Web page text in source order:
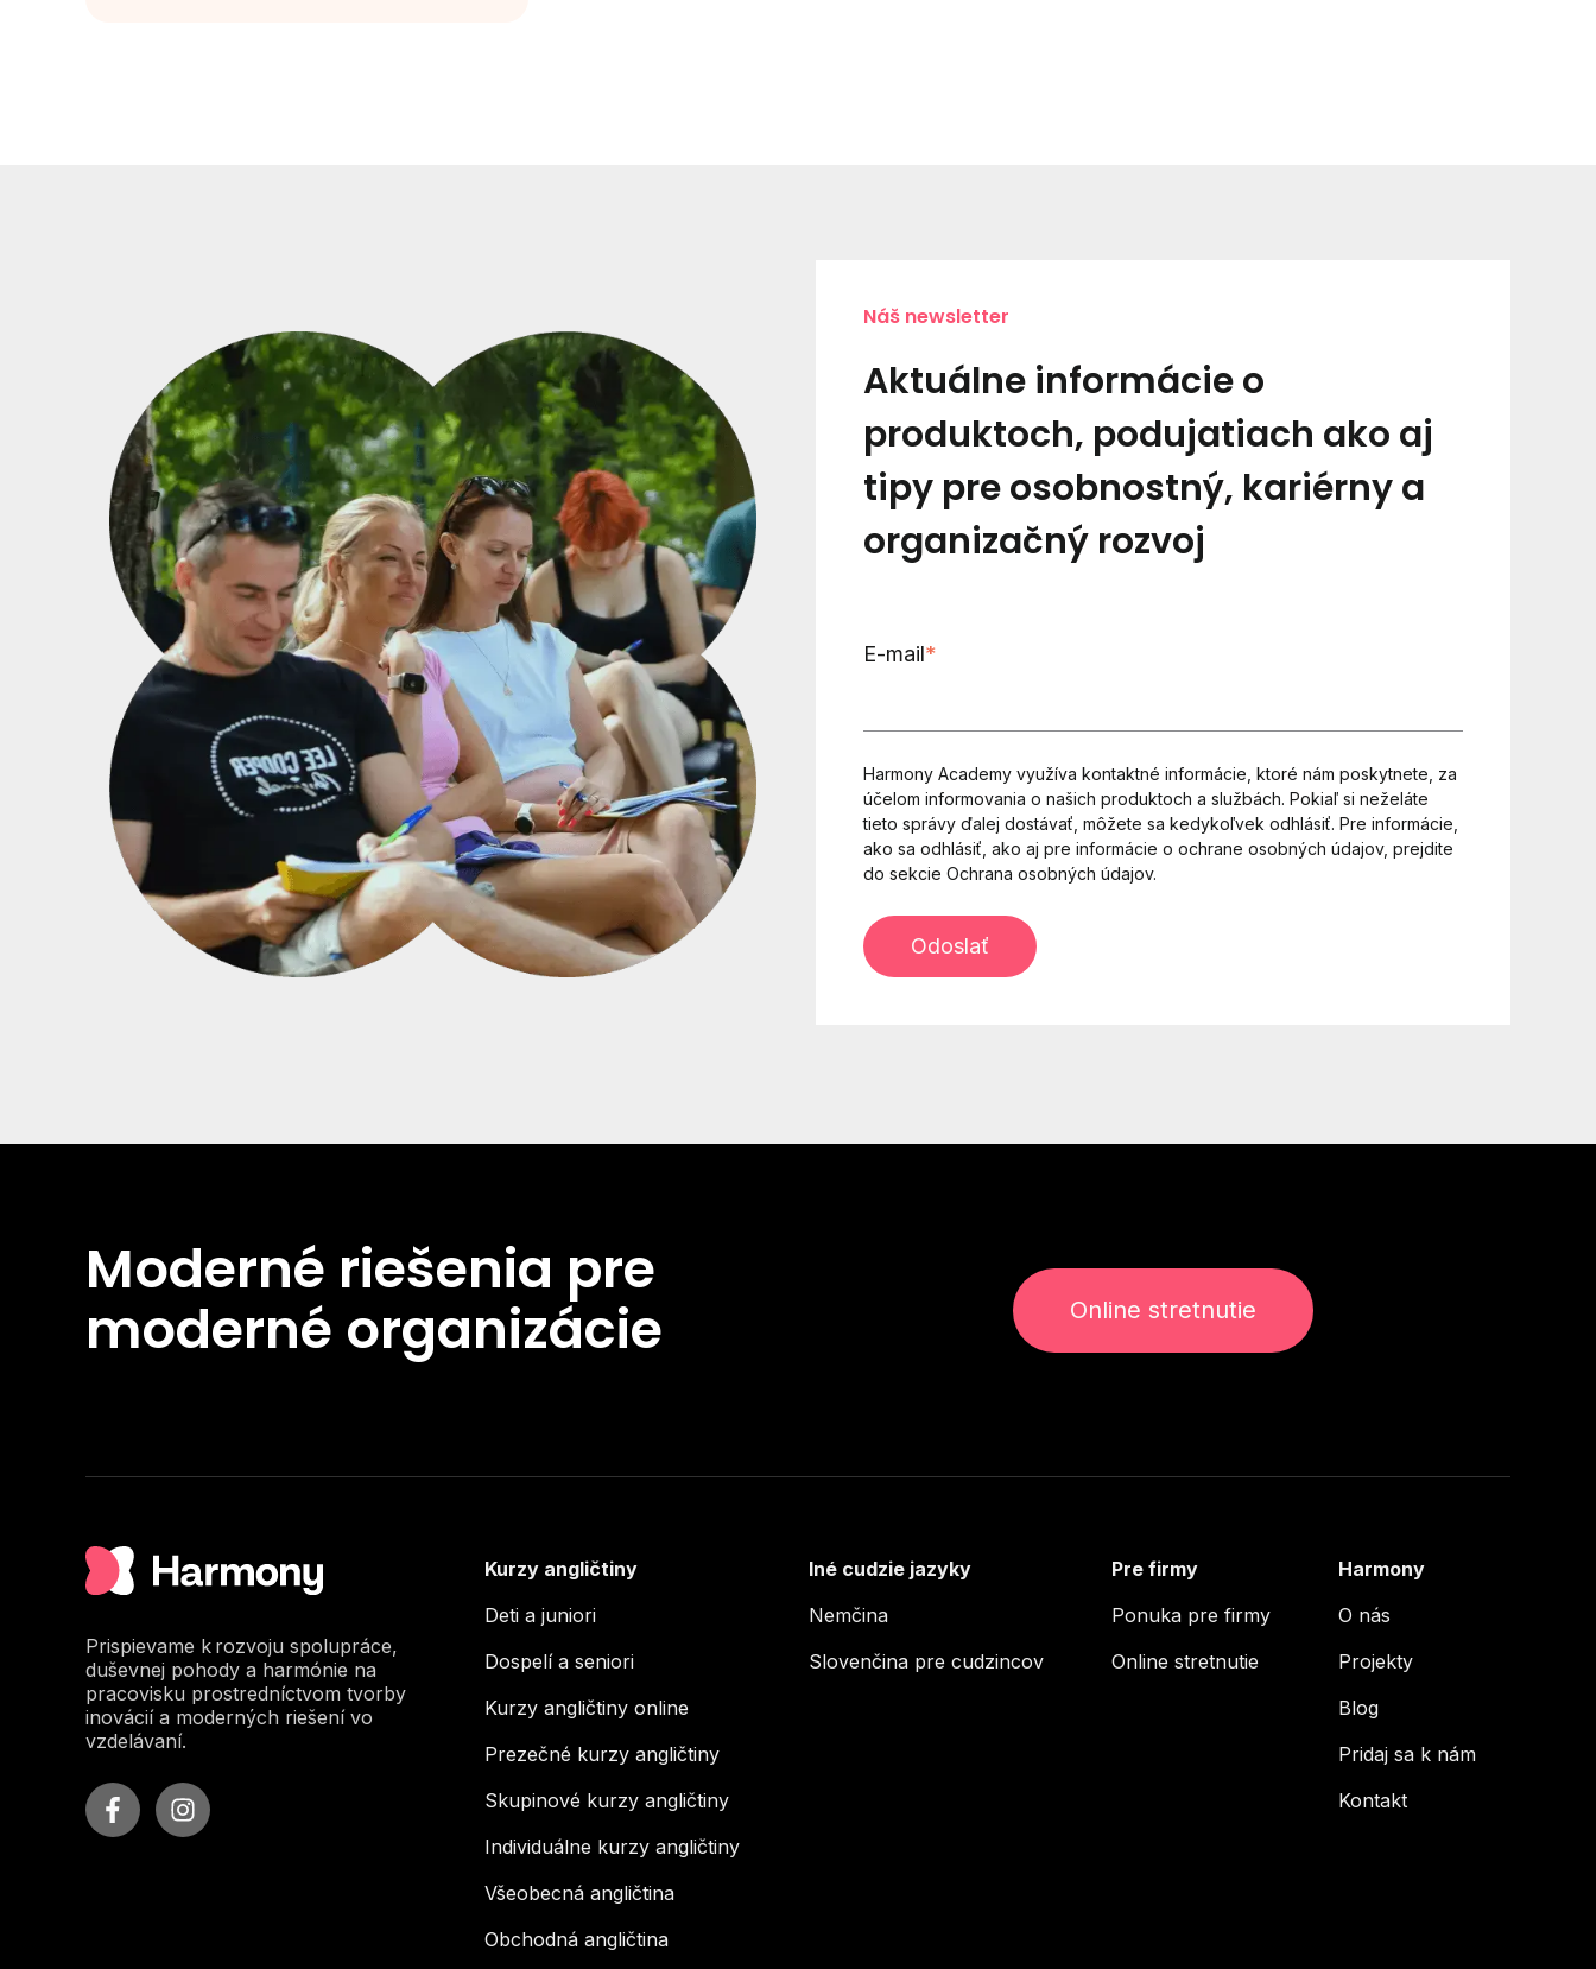
Náš newsletter
Aktuálne informácie o
produktoch, podujatiach ako aj
tipy pre osobnostný, kariérny a
organizačný rozvoj
E-mail*
Harmony Academy využíva kontaktné informácie, ktoré nám poskytnete, za
účelom informovania o našich produktoch a službách. Pokiaľ si neželáte
tieto správy ďalej dostávať, môžete sa kedykoľvek odhlásiť. Pre informácie,
ako sa odhlásiť, ako aj pre informácie o ochrane osobných údajov, prejdite
do sekcie Ochrana osobných údajov.
Moderné riešenia pre
moderné organizácie
Online stretnutie
Prispievame k rozvoju spolupráce,
duševnej pohody a harmónie na
pracovisku prostredníctvom tvorby
inovácií a moderných riešení vo
vzdelávaní.
Kurzy angličtiny
Deti a juniori
Dospelí a seniori
Kurzy angličtiny online
Prezečné kurzy angličtiny
Skupinové kurzy angličtiny
Individuálne kurzy angličtiny
Všeobecná angličtina
Obchodná angličtina
Iné cudzie jazyky
Nemčina
Slovenčina pre cudzincov
Pre firmy
Ponuka pre firmy
Online stretnutie
Harmony
O nás
Projekty
Blog
Pridaj sa k nám
Kontakt